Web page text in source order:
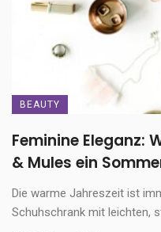
BEAUTY
Feminine Eleganz:
& Mules ein
Die warme Jahreszeit ist
Schuhschrank mit leichten,